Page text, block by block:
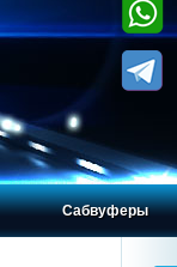
Сабвуферы